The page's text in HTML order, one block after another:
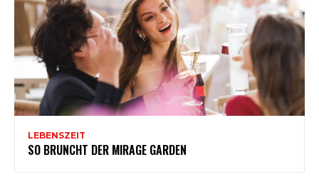
LEBENSZEIT
SO BRUNCHT DER MIRAGE GARDEN